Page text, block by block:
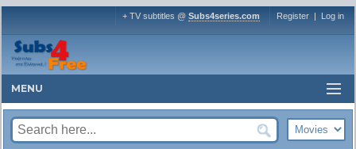
+ TV subtitles @ Subs4series.com Register | Log in
MENU